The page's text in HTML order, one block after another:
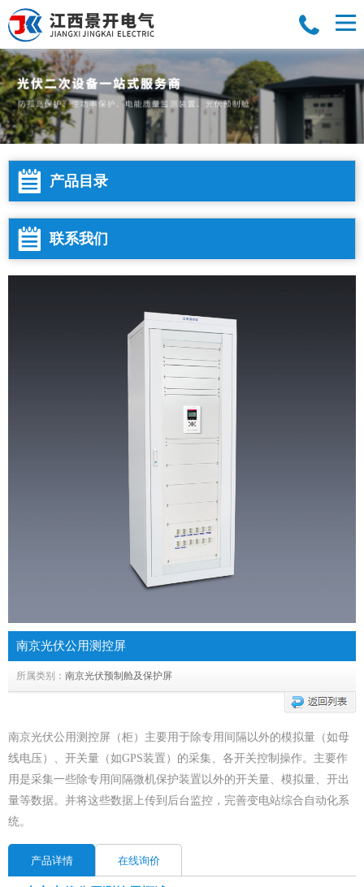
产品目录
联系我们
南京光伏公用测控屏
所属类别： 南京光伏预制舱及保护屏
南京光伏公用测控屏（柜）主要用于除专用间隔以外的模拟量（如母
线电压）、开关量（如GPS装置）的采集、各开关控制操作。主要作
用是采集一些除专用间隔微机保护装置以外的开关量、模拟量、开出
量等数据。并将这些数据上传到后台监控，完善变电站综合自动化系
统。
产品详情 在线询价